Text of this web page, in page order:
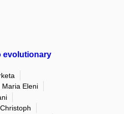
evolutionary
Maria Eleni